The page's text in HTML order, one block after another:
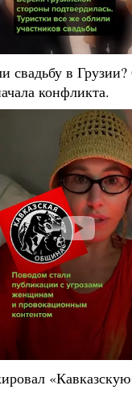
свадьбу в
конфликта.